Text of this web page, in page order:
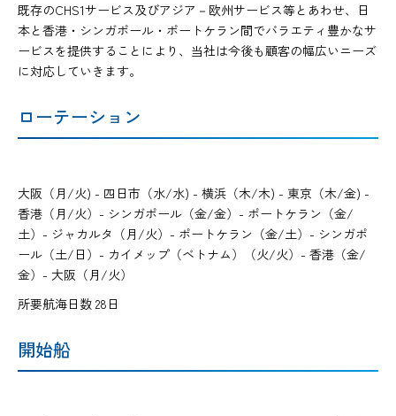
既存のCHS1サービス及びアジア－欧州サービス等とあわせ、日
本と香港・シンガポール・ポートケラン間でバラエティ豊かなサ
ービスを提供することにより、当社は今後も顧客の幅広いニーズ
に対応していきます。
ローテーション
大阪（月/火) - 四日市（水/水) - 横浜（木/木) - 東京（木/金) -
香港（月/火）- シンガポール（金/金）- ポートケラン（金/
土）- ジャカルタ（月/火）- ポートケラン（金/土）- シンガポ
ール（土/日）- カイメップ（ベトナム）（火/火）- 香港（金/
金）- 大阪（月/火）
所要航海日数 28日
開始船